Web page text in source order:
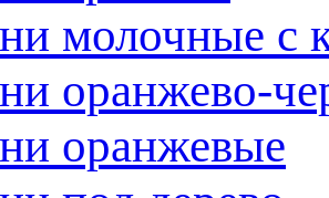
молочные с
оранжево-
оранжевые